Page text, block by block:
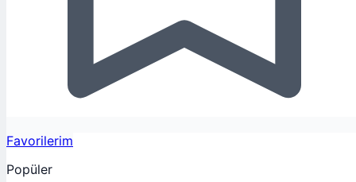
Favorilerim
Popüler